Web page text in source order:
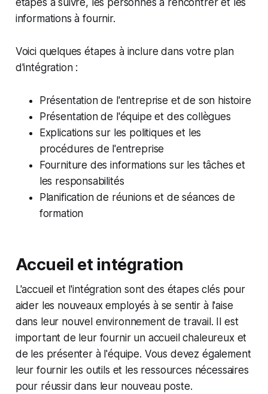
informations à fournir.
Voici quelques étapes à inclure dans votre plan
d'intégration :
Présentation de l'entreprise et de son histoire
Présentation de l'équipe et des collègues
Explications sur les politiques et les
procédures de l'entreprise
Fourniture des informations sur les tâches et
les responsabilités
Planification de réunions et de séances de
formation
Accueil et intégration
L'accueil et l'intégration sont des étapes clés pour
aider les nouveaux employés à se sentir à l'aise
dans leur nouvel environnement de travail. Il est
important de leur fournir un accueil chaleureux et
de les présenter à l'équipe. Vous devez également
leur fournir les outils et les ressources nécessaires
pour réussir dans leur nouveau poste.